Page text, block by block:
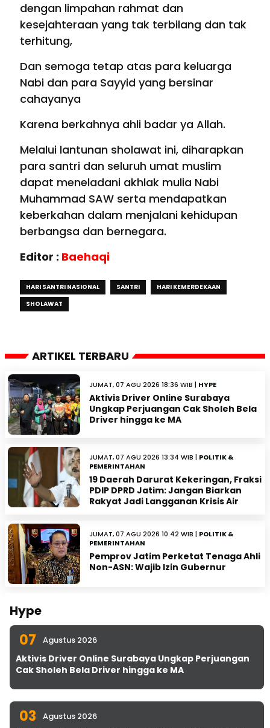
dengan limpahan rahmat dan
kesejahteraan yang tak terbilang dan tak
terhitung,
Dan semoga tetap atas para keluarga
Nabi dan para Sayyid yang bersinar
cahayanya
Karena berkahnya ahli badar ya Allah.
Melalui lantunan sholawat ini, diharapkan
para santri dan seluruh umat muslim
dapat meneladani akhlak mulia Nabi
Muhammad SAW serta mendapatkan
keberkahan dalam menjalani kehidupan
berbangsa dan bernegara.
Editor : Baehaqi
HARI SANTRI NASIONAL SANTRI
HARI KEMERDEKAAN
SHOLAWAT
ARTIKEL TERBARU
JUMAT, 07 AGU 2026 18:36 WIB | HYPE
Aktivis Driver Online Surabaya
Ungkap Perjuangan Cak Sholeh Bela
Driver hingga ke MA
JUMAT, 07 AGU 2026 13:34 WIB | POLITIK &
PEMERINTAHAN
19 Daerah Darurat Kekeringan, Fraksi
PDIP DPRD Jatim: Jangan Biarkan
Rakyat Jadi Langganan Krisis Air
JUMAT, 07 AGU 2026 10:42 WIB | POLITIK &
PEMERINTAHAN
Pemprov Jatim Perketat Tenaga Ahli
Non-ASN: Wajib Izin Gubernur
Hype
07 Agustus 2026
Aktivis Driver Online Surabaya Ungkap Perjuangan
Cak Sholeh Bela Driver hingga ke MA
03 Agustus 2026